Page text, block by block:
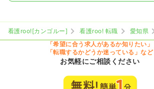
看護roo![カンゴルー] 看護roo! 転職 愛知県
「希望に合う求人があるか知りたい」
「転職するかどうか迷っている」など
お気軽にご相談ください